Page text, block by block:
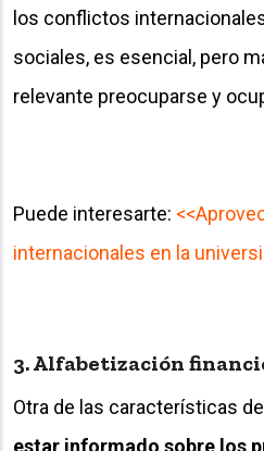
los conflictos
sociales, es esencial, pero
relevante preocuparse y
Puede interesarte:
internacionales en la
3. Alfabetización
Otra de las características
estar informado sobre los